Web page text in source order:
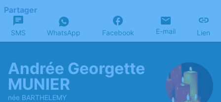
Partager
SMS WhatsApp Facebook E-mail Lien
Andrée Georgette
MUNIER
née BARTHELEMY